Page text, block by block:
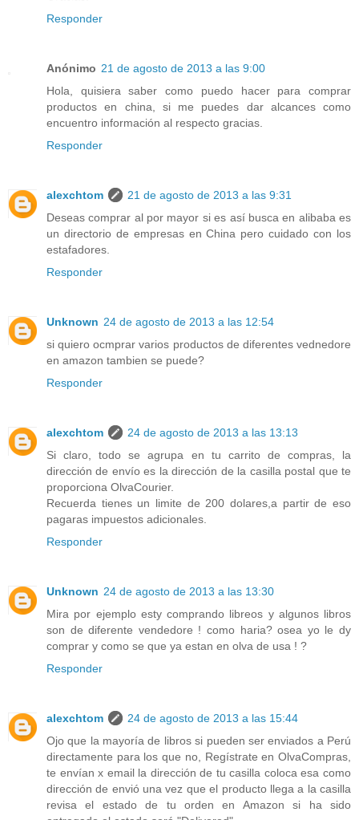
Responder
Anónimo 21 de agosto de 2013 a las 9:00
Hola, quisiera saber como puedo hacer para comprar
productos en china, si me puedes dar alcances como
encuentro información al respecto gracias.
Responder
alexchtom
21 de agosto de 2013 a las 9:31
Deseas comprar al por mayor si es así busca en alibaba es
un directorio de empresas en China pero cuidado con los
estafadores.
Responder
Unknown 24 de agosto de 2013 a las 12:54
si quiero ocmprar varios productos de diferentes vednedore
en amazon tambien se puede?
Responder
alexchtom
24 de agosto de 2013 a las 13:13
Si claro, todo se agrupa en tu carrito de compras, la
dirección de envío es la dirección de la casilla postal que te
proporciona OlvaCourier.
Recuerda tienes un limite de 200 dolares,a partir de eso
pagaras impuestos adicionales.
Responder
Unknown 24 de agosto de 2013 a las 13:30
Mira por ejemplo esty comprando libreos y algunos libros
son de diferente vendedore ! como haria? osea yo le dy
comprar y como se que ya estan en olva de usa ! ?
Responder
alexchtom
24 de agosto de 2013 a las 15:44
Ojo que la mayoría de libros si pueden ser enviados a Perú
directamente para los que no, Regístrate en OlvaCompras,
te envían x email la dirección de tu casilla coloca esa como
dirección de envió una vez que el producto llega a la casilla
revisa el estado de tu orden en Amazon si ha sido